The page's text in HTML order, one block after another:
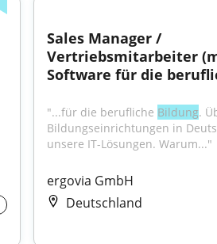
Sales Manager /
Vertriebsmitarbeiter
Software für die
"...für die berufliche Bildung.
Bildungseinrichtungen in
unsere IT-Lösungen. Warum..."
ergovia GmbH
Deutschland